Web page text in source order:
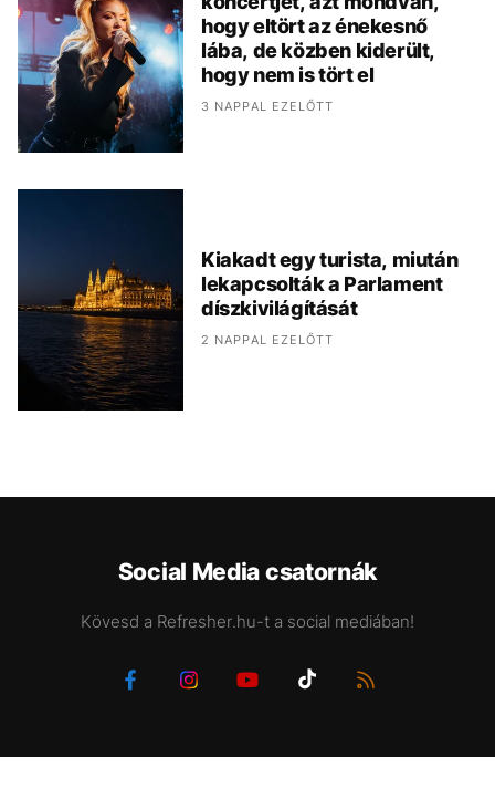
hogy eltört az énekesnő
lába, de közben kiderült,
hogy nem is tört el
3 NAPPAL EZELŐTT
Kiakadt egy turista, miután
lekapcsolták a Parlament
díszkivilágítását
2 NAPPAL EZELŐTT
Social Media csatornák
Kövesd a Refresher.hu-t a social mediában!